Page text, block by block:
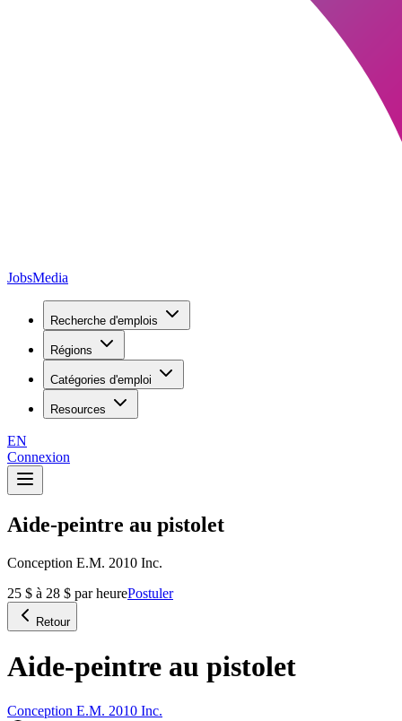
JobsMedia
Recherche d'emplois
Régions
Catégories d'emploi
Resources
EN
Connexion
Aide-peintre au pistolet
Conception E.M. 2010 Inc.
25 $ à 28 $ par heurePostuler
Retour
Aide-peintre au pistolet
Conception E.M. 2010 Inc.